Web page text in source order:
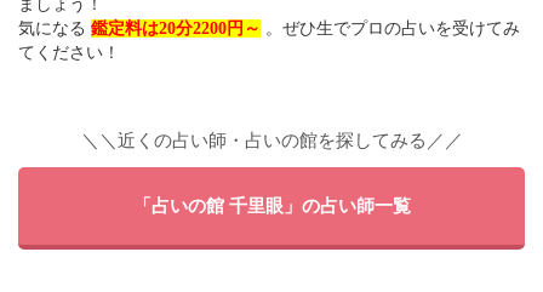
ましょう！
気になる 鑑定料は20分2200円～ 。ぜひ生でプロの占いを受けてみ
てください！
＼＼近くの占い師・占いの館を探してみる／／
「占いの館 千里眼」の占い師一覧